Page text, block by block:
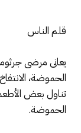
قلم الناس
يعانى مرضى
الحموضة،
تناول بعض
الحموضة.